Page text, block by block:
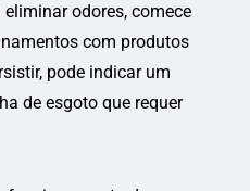
odores, comece
com produtos
pode indicar um
de esgoto que requer